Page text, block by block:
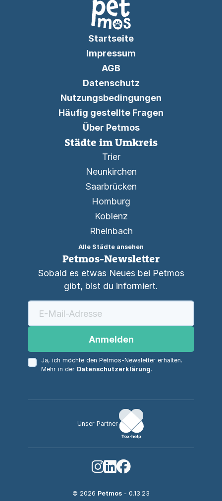
Startseite
Impressum
AGB
Datenschutz
Nutzungsbedingungen
Häufig gestellte Fragen
Über Petmos
Städte im Umkreis
Trier
Neunkirchen
Saarbrücken
Homburg
Koblenz
Rheinbach
Alle Städte ansehen
Petmos-Newsletter
Sobald es etwas Neues bei Petmos
gibt, bist du informiert.
Anmelden
Ja, ich möchte den Petmos-Newsletter erhalten.
Mehr in der Datenschutzerklärung.
Unser Partner
© 2026 Petmos - 0.13.23